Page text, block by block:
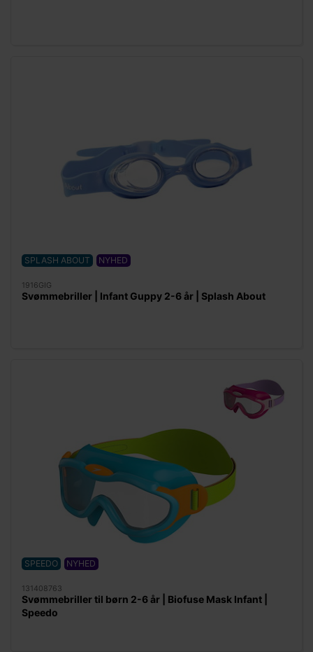
SPLASH ABOUT NYHED
1916GIG
Svømmebriller | Infant Guppy 2-6 år | Splash About
SPEEDO NYHED
131408763
Svømmebriller til børn 2-6 år | Biofuse Mask Infant |
Speedo